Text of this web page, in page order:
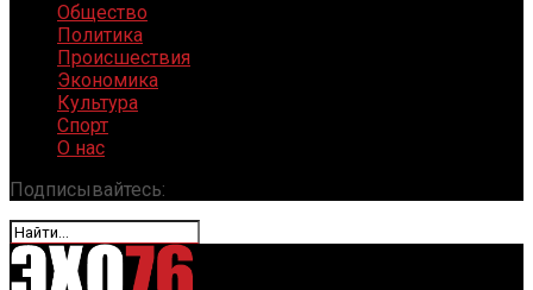
Общество
Политика
Происшествия
Экономика
Культура
Спорт
О нас
Подписывайтесь: